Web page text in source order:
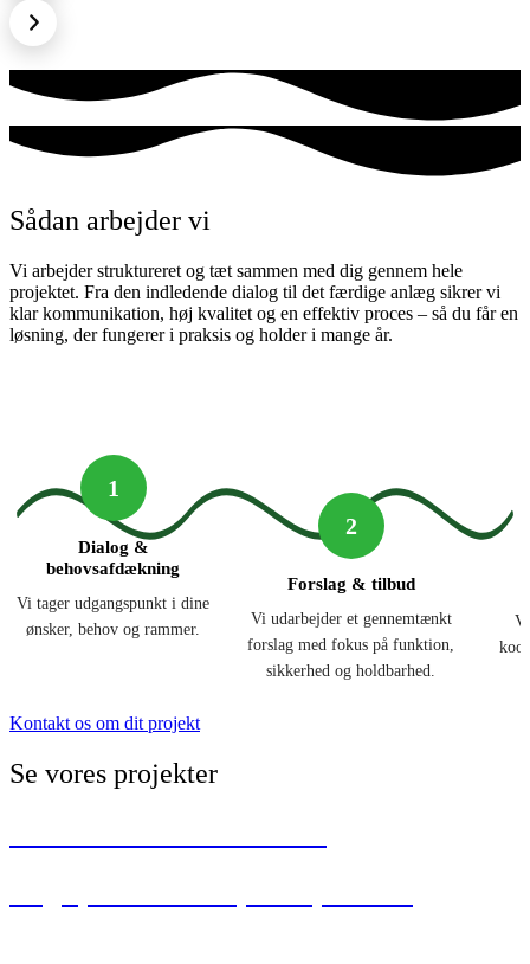
Sådan arbejder vi
Vi arbejder struktureret og tæt sammen med dig gennem hele
projektet. Fra den indledende dialog til det færdige anlæg sikrer vi
klar kommunikation, høj kvalitet og en effektiv proces – så du får en
løsning, der fungerer i praksis og holder i mange år.
1
Dialog &
behovsafdækning
Vi tager udgangspunkt i dine
ønsker, behov og rammer.
2
Forslag & tilbud
Vi udarbejder et gennemtænkt
forslag med fokus på funktion,
sikkerhed og holdbarhed.
Kontakt os om dit projekt
Se vores projekter